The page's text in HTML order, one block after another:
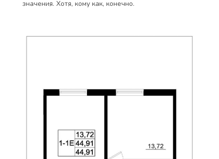
значения. Хотя, кому как, конечно.